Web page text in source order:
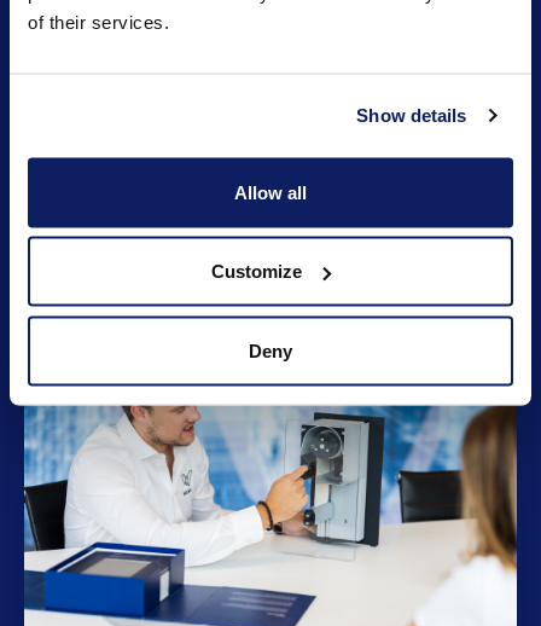
of their services.
Show details
Allow all
Customize
Deny
Blog
Découvrez de nombreuses astuces et nouveautés.